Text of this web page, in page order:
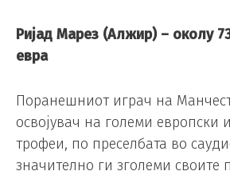
Ријад Марез (Алжир) – околу
евра
Поранешниот играч на
освојувач на големи европски
трофеи, по преселбата во
значително ги зголеми своите